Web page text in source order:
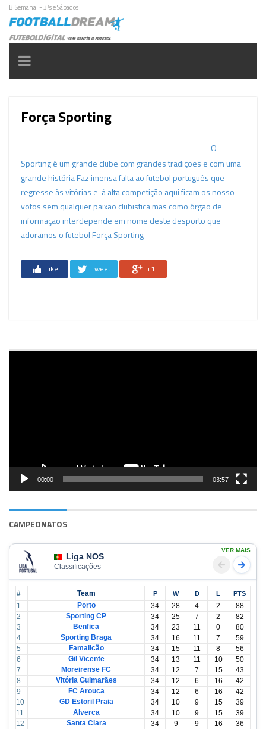
BiSemanal - 3ªs e Sábados
Toggle
navigation
Força Sporting
O
Sporting é um grande clube com grandes tradições e com uma
grande história Faz imensa falta ao futebol português que
regresse às vitórias e à alta competição aqui ficam os nosso
votos sem qualquer paixão clubistica mas como órgão de
informação interdepende em nome deste desporto que
adoramos o futebol Força Sporting
Like Tweet +1
00:00 03:57
CAMPEONATOS
Liga NOS
Classificações
VER MAIS
# Team P W D L PTS
1 Porto 34 28 4 2
88
2
Sporting CP 34 25 7 2
82
3
Benfica 34 23 11 0
80
4
Sporting Braga 34 16 11 7
59
5
Famalicão 34 15 11 8
56
6
Gil Vicente 34 13 11 10
50
7
Moreirense FC 34 12 7 15
43
8
Vitória Guimarães 34 12 6 16
42
9
FC Arouca 34 12 6 16
42
10
GD Estoril Praia 34 10 9 15
39
11
Alverca 34 10 9 15
39
12
Santa Clara 34 9 9 16
36